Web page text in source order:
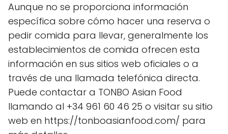
Aunque no se proporciona información
específica sobre cómo hacer una reserva o
pedir comida para llevar, generalmente los
establecimientos de comida ofrecen esta
información en sus sitios web oficiales o a
través de una llamada telefónica directa.
Puede contactar a TONBO Asian Food
llamando al +34 961 60 46 25 o visitar su sitio
web en https://tonboasianfood.com/ para